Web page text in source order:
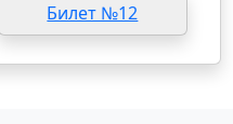
Билет №12